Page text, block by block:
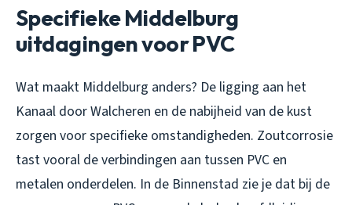
Specifieke Middelburg
uitdagingen voor PVC
Wat maakt Middelburg anders? De ligging aan het
Kanaal door Walcheren en de nabijheid van de kust
zorgen voor specifieke omstandigheden. Zoutcorrosie
tast vooral de verbindingen aan tussen PVC en
metalen onderdelen. In de Binnenstad zie je dat bij de